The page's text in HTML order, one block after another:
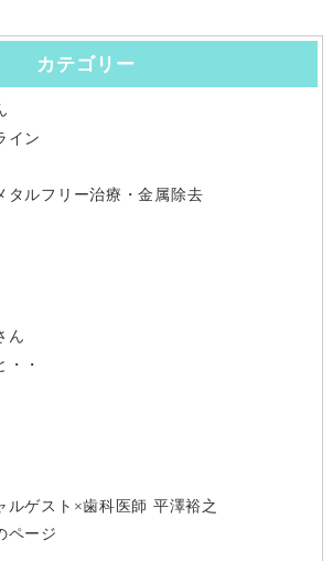
投
稿:
カテゴリー
イン
タルフリー治療・金属除去
ん
・
ルゲスト×歯科医師 平澤裕之
ページ